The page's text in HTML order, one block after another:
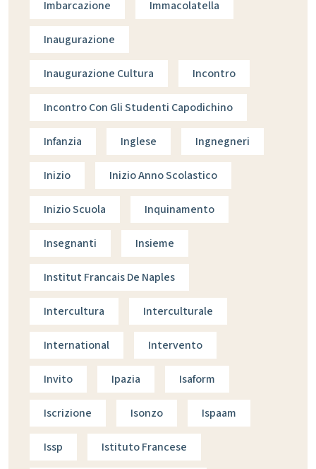
Imbarcazione Immacolatella
Inaugurazione
Inaugurazione Cultura Incontro
Incontro Con Gli Studenti Capodichino
Infanzia Inglese Ingnegneri
Inizio Inizio Anno Scolastico
Inizio Scuola Inquinamento
Insegnanti Insieme
Institut Francais De Naples
Intercultura Interculturale
International Intervento
Invito Ipazia Isaform
Iscrizione Isonzo Ispaam
Issp Istituto Francese